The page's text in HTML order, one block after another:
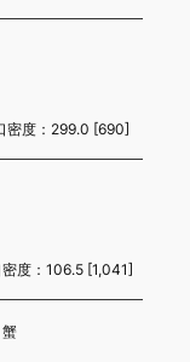
度：299.0 [690]
度：106.5 [1,041]
蟹